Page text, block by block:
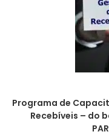
Programa de
Recebíveis – do